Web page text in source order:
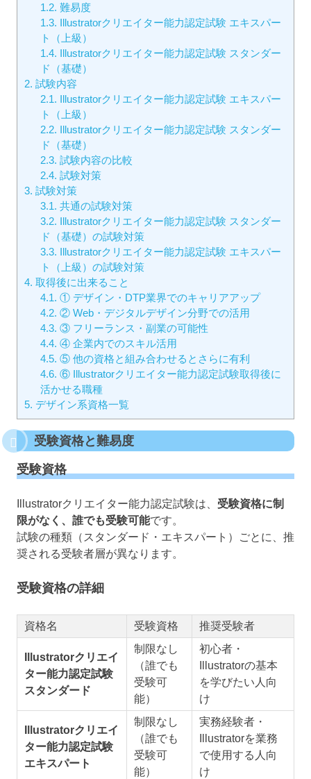
1.2. 難易度
1.3. Illustratorクリエイター能力認定試験 エキスパー
ト（上級）
1.4. Illustratorクリエイター能力認定試験 スタンダー
ド（基礎）
2. 試験内容
2.1. Illustratorクリエイター能力認定試験 エキスパー
ト（上級）
2.2. Illustratorクリエイター能力認定試験 スタンダー
ド（基礎）
2.3. 試験内容の比較
2.4. 試験対策
3. 試験対策
3.1. 共通の試験対策
3.2. Illustratorクリエイター能力認定試験 スタンダー
ド（基礎）の試験対策
3.3. Illustratorクリエイター能力認定試験 エキスパー
ト（上級）の試験対策
4. 取得後に出来ること
4.1. ① デザイン・DTP業界でのキャリアアップ
4.2. ② Web・デジタルデザイン分野での活用
4.3. ③ フリーランス・副業の可能性
4.4. ④ 企業内でのスキル活用
4.5. ⑤ 他の資格と組み合わせるとさらに有利
4.6. ⑥ Illustratorクリエイター能力認定試験取得後に
活かせる職種
5. デザイン系資格一覧
受験資格と難易度
受験資格
Illustratorクリエイター能力認定試験は、 受験資格に制
限がなく、誰でも受験可能です。
試験の種類（スタンダード・エキスパート）ごとに、推
奨される受験者層が異なります。
受験資格の詳細
資格名 受験資格 推奨受験者
Illustratorクリエイ
ター能力認定試験
スタンダード
制限なし
（誰でも
受験可
能）
初心者・
Illustratorの基本
を学びたい人向
け
Illustratorクリエイ
ター能力認定試験
エキスパート
制限なし
（誰でも
受験可
能）
実務経験者・
Illustratorを業務
で使用する人向
け